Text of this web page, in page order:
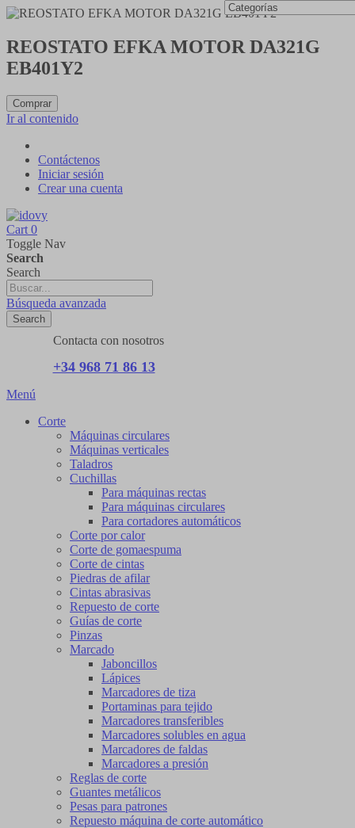
REOSTATO EFKA MOTOR DA321G
EB401Y2
Comprar
Ir al contenido
Contáctenos
Iniciar sesión
Crear una cuenta
Cart 0
Toggle Nav
Search
Search
Búsqueda avanzada
Search
Contacta con nosotros
+34 968 71 86 13
Menú
Corte
Máquinas circulares
Máquinas verticales
Taladros
Cuchillas
Para máquinas rectas
Para máquinas circulares
Para cortadores automáticos
Corte por calor
Corte de gomaespuma
Corte de cintas
Piedras de afilar
Cintas abrasivas
Repuesto de corte
Guías de corte
Pinzas
Marcado
Jaboncillos
Lápices
Marcadores de tiza
Portaminas para tejido
Marcadores transferibles
Marcadores solubles en agua
Marcadores de faldas
Marcadores a presión
Reglas de corte
Guantes metálicos
Pesas para patrones
Repuesto máquina de corte automático